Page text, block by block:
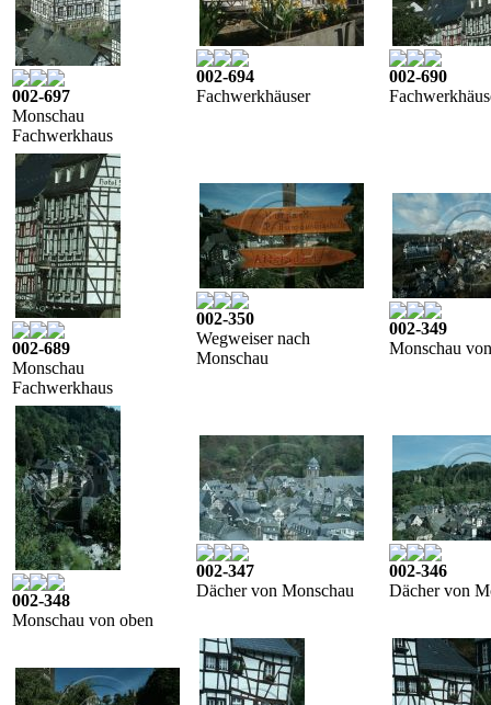
002-697
Monschau
Fachwerkhaus
002-694
Fachwerkhäuser
002-690
002-689
Monschau
Fachwerkhaus
002-350
Wegweiser nach
Monschau
002-349
Monschau
002-348
Monschau von oben
002-347
Dächer von Monschau
002-346
Dächer von